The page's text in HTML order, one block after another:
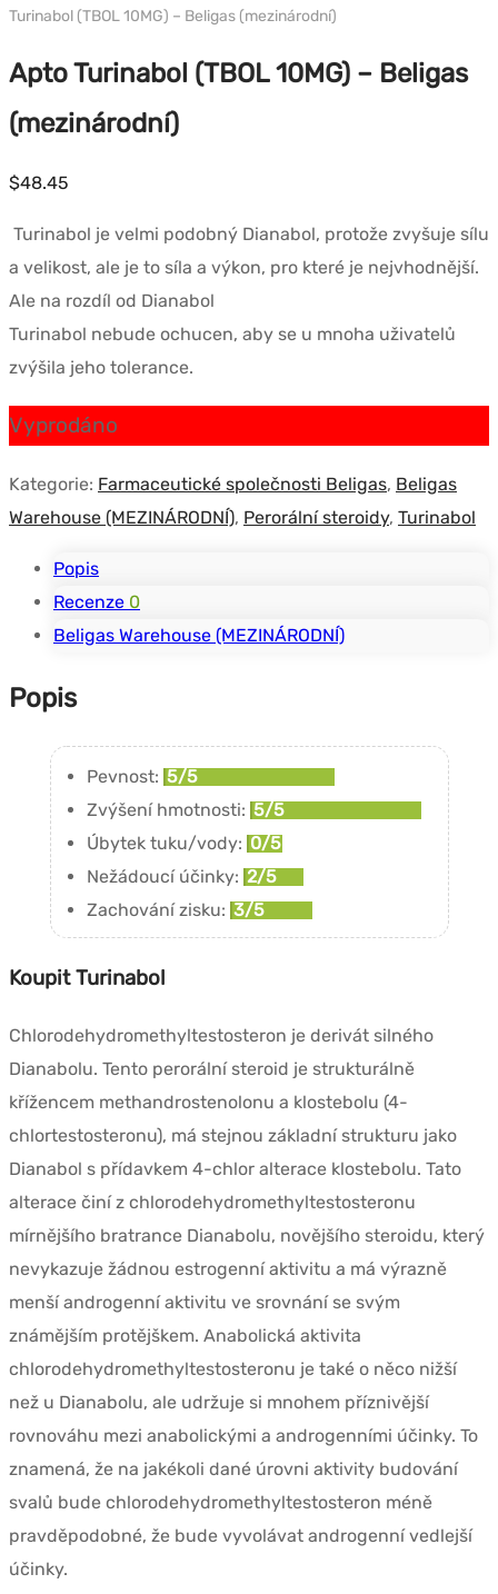
Turinabol (TBOL 10MG) – Beligas (mezinárodní)
Apto Turinabol (TBOL 10MG) – Beligas
(mezinárodní)
$48.45
Turinabol je velmi podobný Dianabol, protože zvyšuje sílu
a velikost, ale je to síla a výkon, pro které je nejvhodnější.
Ale na rozdíl od Dianabol
Turinabol nebude ochucen, aby se u mnoha uživatelů
zvýšila jeho tolerance.
Vyprodáno
Kategorie: Farmaceutické společnosti Beligas, Beligas
Warehouse (MEZINÁRODNÍ), Perorální steroidy, Turinabol
Popis
Recenze 0
Beligas Warehouse (MEZINÁRODNÍ)
Popis
Pevnost: 5/5
Zvýšení hmotnosti: 5/5
Úbytek tuku/vody: 0/5
Nežádoucí účinky: 2/5
Zachování zisku: 3/5
Koupit Turinabol
Chlorodehydromethyltestosteron je derivát silného
Dianabolu. Tento perorální steroid je strukturálně
křížencem methandrostenolonu a klostebolu (4-
chlortestosteronu), má stejnou základní strukturu jako
Dianabol s přídavkem 4-chlor alterace klostebolu. Tato
alterace činí z chlorodehydromethyltestosteronu
mírnějšího bratrance Dianabolu, novějšího steroidu, který
nevykazuje žádnou estrogenní aktivitu a má výrazně
menší androgenní aktivitu ve srovnání se svým
známějším protějškem. Anabolická aktivita
chlorodehydromethyltestosteronu je také o něco nižší
než u Dianabolu, ale udržuje si mnohem příznivější
rovnováhu mezi anabolickými a androgenními účinky. To
znamená, že na jakékoli dané úrovni aktivity budování
svalů bude chlorodehydromethyltestosteron méně
pravděpodobné, že bude vyvolávat androgenní vedlejší
účinky.